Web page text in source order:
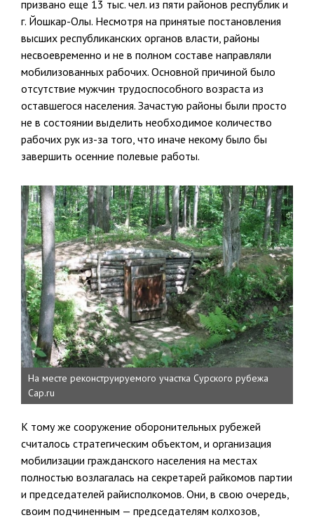
призвано еще 13 тыс. чел. из пяти районов республик и
г. Йошкар-Олы. Несмотря на приня­тые постановления
высших республиканских органов власти, районы
несвоевременно и не в полном составе направляли
мобилизованных рабочих. Основной причиной было
отсутствие мужчин трудоспособ­ного возраста из
оставшегося населения. Зачастую районы были про­сто
не в состоянии выделить необходимое количество
рабочих рук из-за того, что иначе некому было бы
завершить осенние полевые работы.
На месте реконструируемого участка Сурского рубежа
Cap.ru
К тому же сооружение оборонительных рубежей
считалось страте­гическим объектом, и организация
мобилизации гражданского населе­ния на местах
полностью возлагалась на секретарей райкомов партии
и председателей райисполкомов. Они, в свою очередь,
своим подчинен­ным — председателям колхозов,